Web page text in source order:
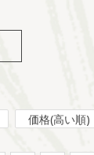
価格(高い順)